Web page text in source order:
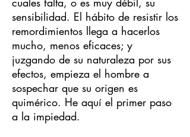
sensibilidad. El hábito de resistir los
remordimientos llega a hacerlos
mucho, menos eficaces; y
juzgando de su naturaleza por sus
efectos, empieza el hombre a
sospechar que su origen es
quimérico. He aquí el primer paso
a la impiedad.